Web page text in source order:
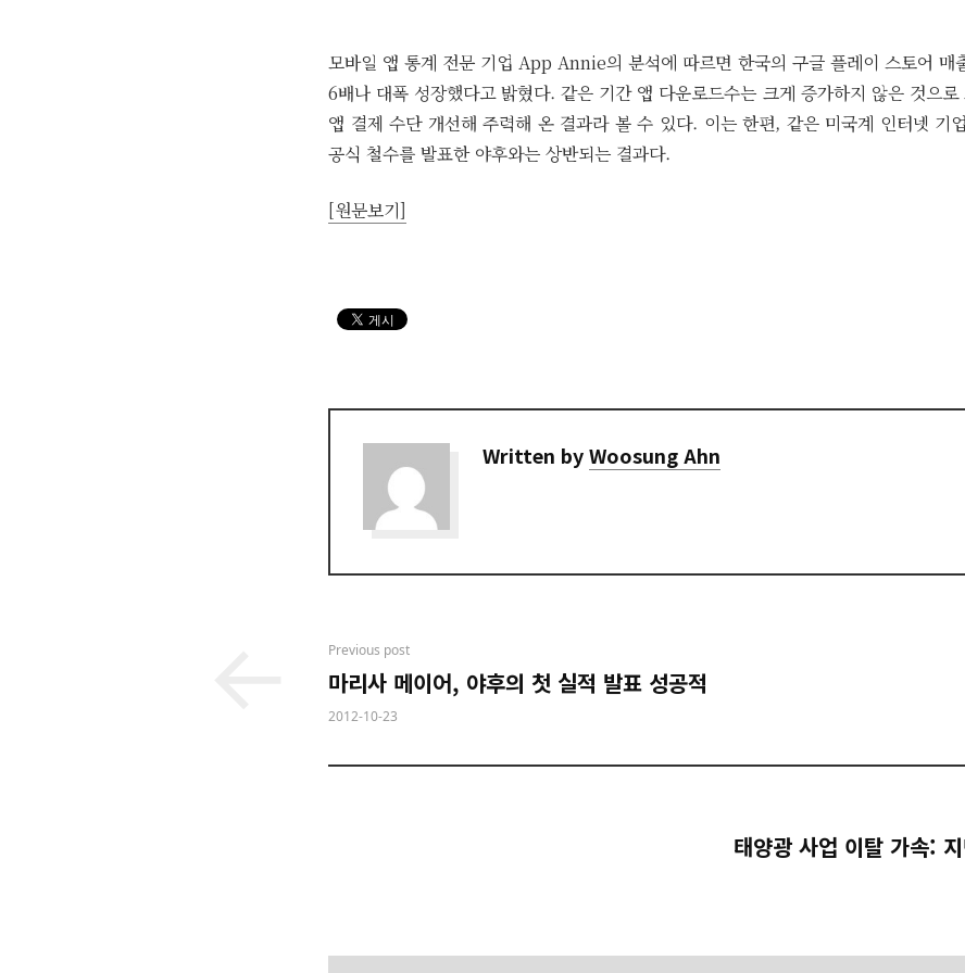
모바일 앱 통계 전문 기업 App Annie의 분석에 따르면 한국의 구글 플레이 스토어 매
6배나 대폭 성장했다고 밝혔다. 같은 기간 앱 다운로드수는 크게 증가하지 않은 것으
앱 결제 수단 개선해 주력해 온 결과라 볼 수 있다. 이는 한편, 같은 미국계 인터넷 기
공식 철수를 발표한 야후와는 상반되는 결과다.
[원문보기]
Written byWoosung Ahn
navigation
Previous post
마리사 메이어, 야후의 첫 실적 발표 성공적
2012-10-23
태양광 사업 이탈 가속: